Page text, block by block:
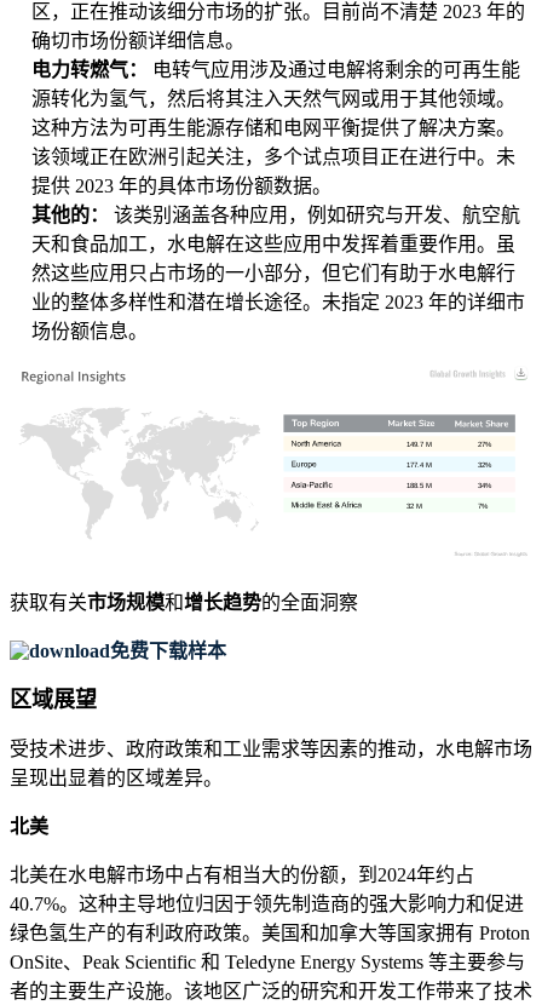
区，正在推动该细分市场的扩张。目前尚不清楚 2023 年的
确切市场份额详细信息。
电力转燃气：
电转气应用涉及通过电解将剩余的可再生能
源转化为氢气，然后将其注入天然气网或用于其他领域。
这种方法为可再生能源存储和电网平衡提供了解决方案。
该领域正在欧洲引起关注，多个试点项目正在进行中。未
提供 2023 年的具体市场份额数据。
其他的： 该类别涵盖各种应用，例如研究与开发、航空航
天和食品加工，水电解在这些应用中发挥着重要作用。虽
然这些应用只占市场的一小部分，但它们有助于水电解行
业的整体多样性和潜在增长途径。未指定 2023 年的详细市
场份额信息。
7%
32 M
34%
188.5 M
32%
177.4 M
27%
149.7 M
获取有关市场规模和增长趋势的全面洞察
免费下载样本
区域展望
受技术进步、政府政策和工业需求等因素的推动，水电解市场
呈现出显着的区域差异。
北美
北美在水电解市场中占有相当大的份额，到2024年约占
40.7%。这种主导地位归因于领先制造商的强大影响力和促进
绿色氢生产的有利政府政策。美国和加拿大等国家拥有 Proton
OnSite、Peak Scientific 和 Teledyne Energy Systems 等主要参与
者的主要生产设施。该地区广泛的研究和开发工作带来了技术